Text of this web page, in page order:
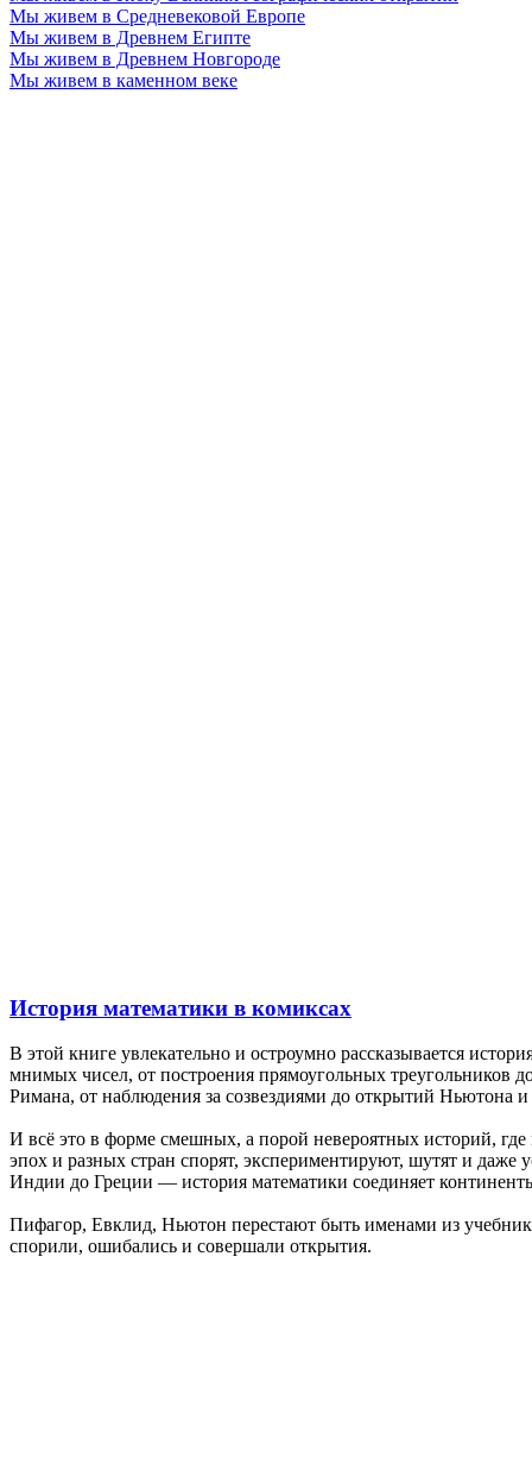
Мы живем в Средневековой Европе
Мы живем в Древнем Египте
Мы живем в Древнем Новгороде
Мы живем в каменном веке
История математики в комиксах
В этой книге увлекательно и остроумно рассказывается
мнимых чисел, от построения прямоугольных треугольников
Римана, от наблюдения за созвездиями до открытий Ньютона
И всё это в форме смешных, а порой невероятных историй, где
эпох и разных стран спорят, экспериментируют, шутят и
Индии до Греции — история математики соединяет
Пифагор, Евклид, Ньютон перестают быть именами из
спорили, ошибались и совершали открытия.